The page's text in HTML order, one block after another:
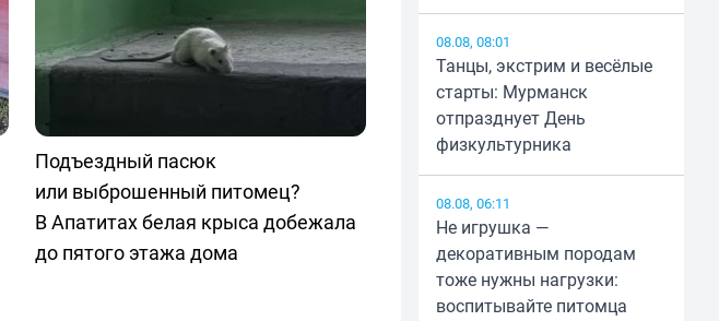
Подъездный пасюк
или выброшенный питомец?
В Апатитах белая крыса добежала
до пятого этажа дома
08.08, 08:01
Танцы, экстрим и весёлые
старты: Мурманск
отпразднует День
физкультурника
08.08, 06:11
Не игрушка —
декоративным породам
тоже нужны нагрузки:
воспитывайте питомца